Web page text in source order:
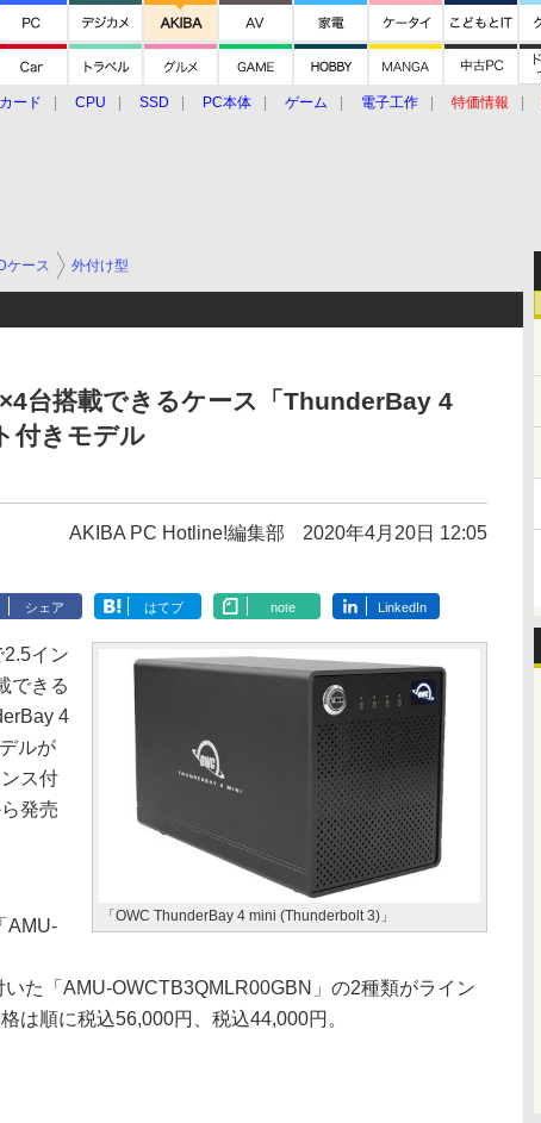
ード CPU SSD PC本体 ゲーム 電子工作 特価情報
ケース 外付け型
台搭載できるケース「ThunderBay 4
付きモデル
AKIBA PC Hotline!編集部 2020年4月20日 12:05
シェア はてブ note LinkedIn
「OWC ThunderBay 4 mini (Thunderbolt 3)」
イン
できる
4
ルが
ス付
発売
AMU-
いた「AMU-OWCTB3QMLR00GBN」の2種類がライン
は順に税込56,000円、税込44,000円。